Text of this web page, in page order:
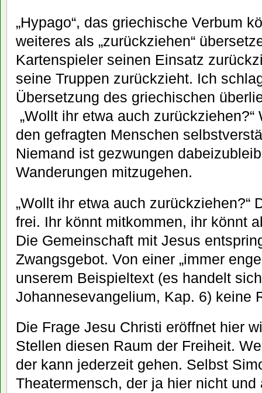
„Hypago“, das griechische Verbum
weiteres als „zurückziehen“
Kartenspieler seinen Einsatz
seine Truppen zurückzieht. Ich
Übersetzung des griechischen
„Wollt ihr etwa auch
den gefragten Menschen
Niemand ist gezwungen
Wanderungen mitzugehen.
„Wollt ihr etwa auch zurückziehen?“
frei. Ihr könnt mitkommen, ihr könnt
Die Gemeinschaft mit Jesus
Zwangsgebot. Von einer „immer
unserem Beispieltext (es handelt
Johannesevangelium, Kap. 6) keine
Die Frage Jesu Christi eröffnet hier
Stellen diesen Raum der Freiheit.
der kann jederzeit gehen. Selbst
Theatermensch, der ja hier nicht